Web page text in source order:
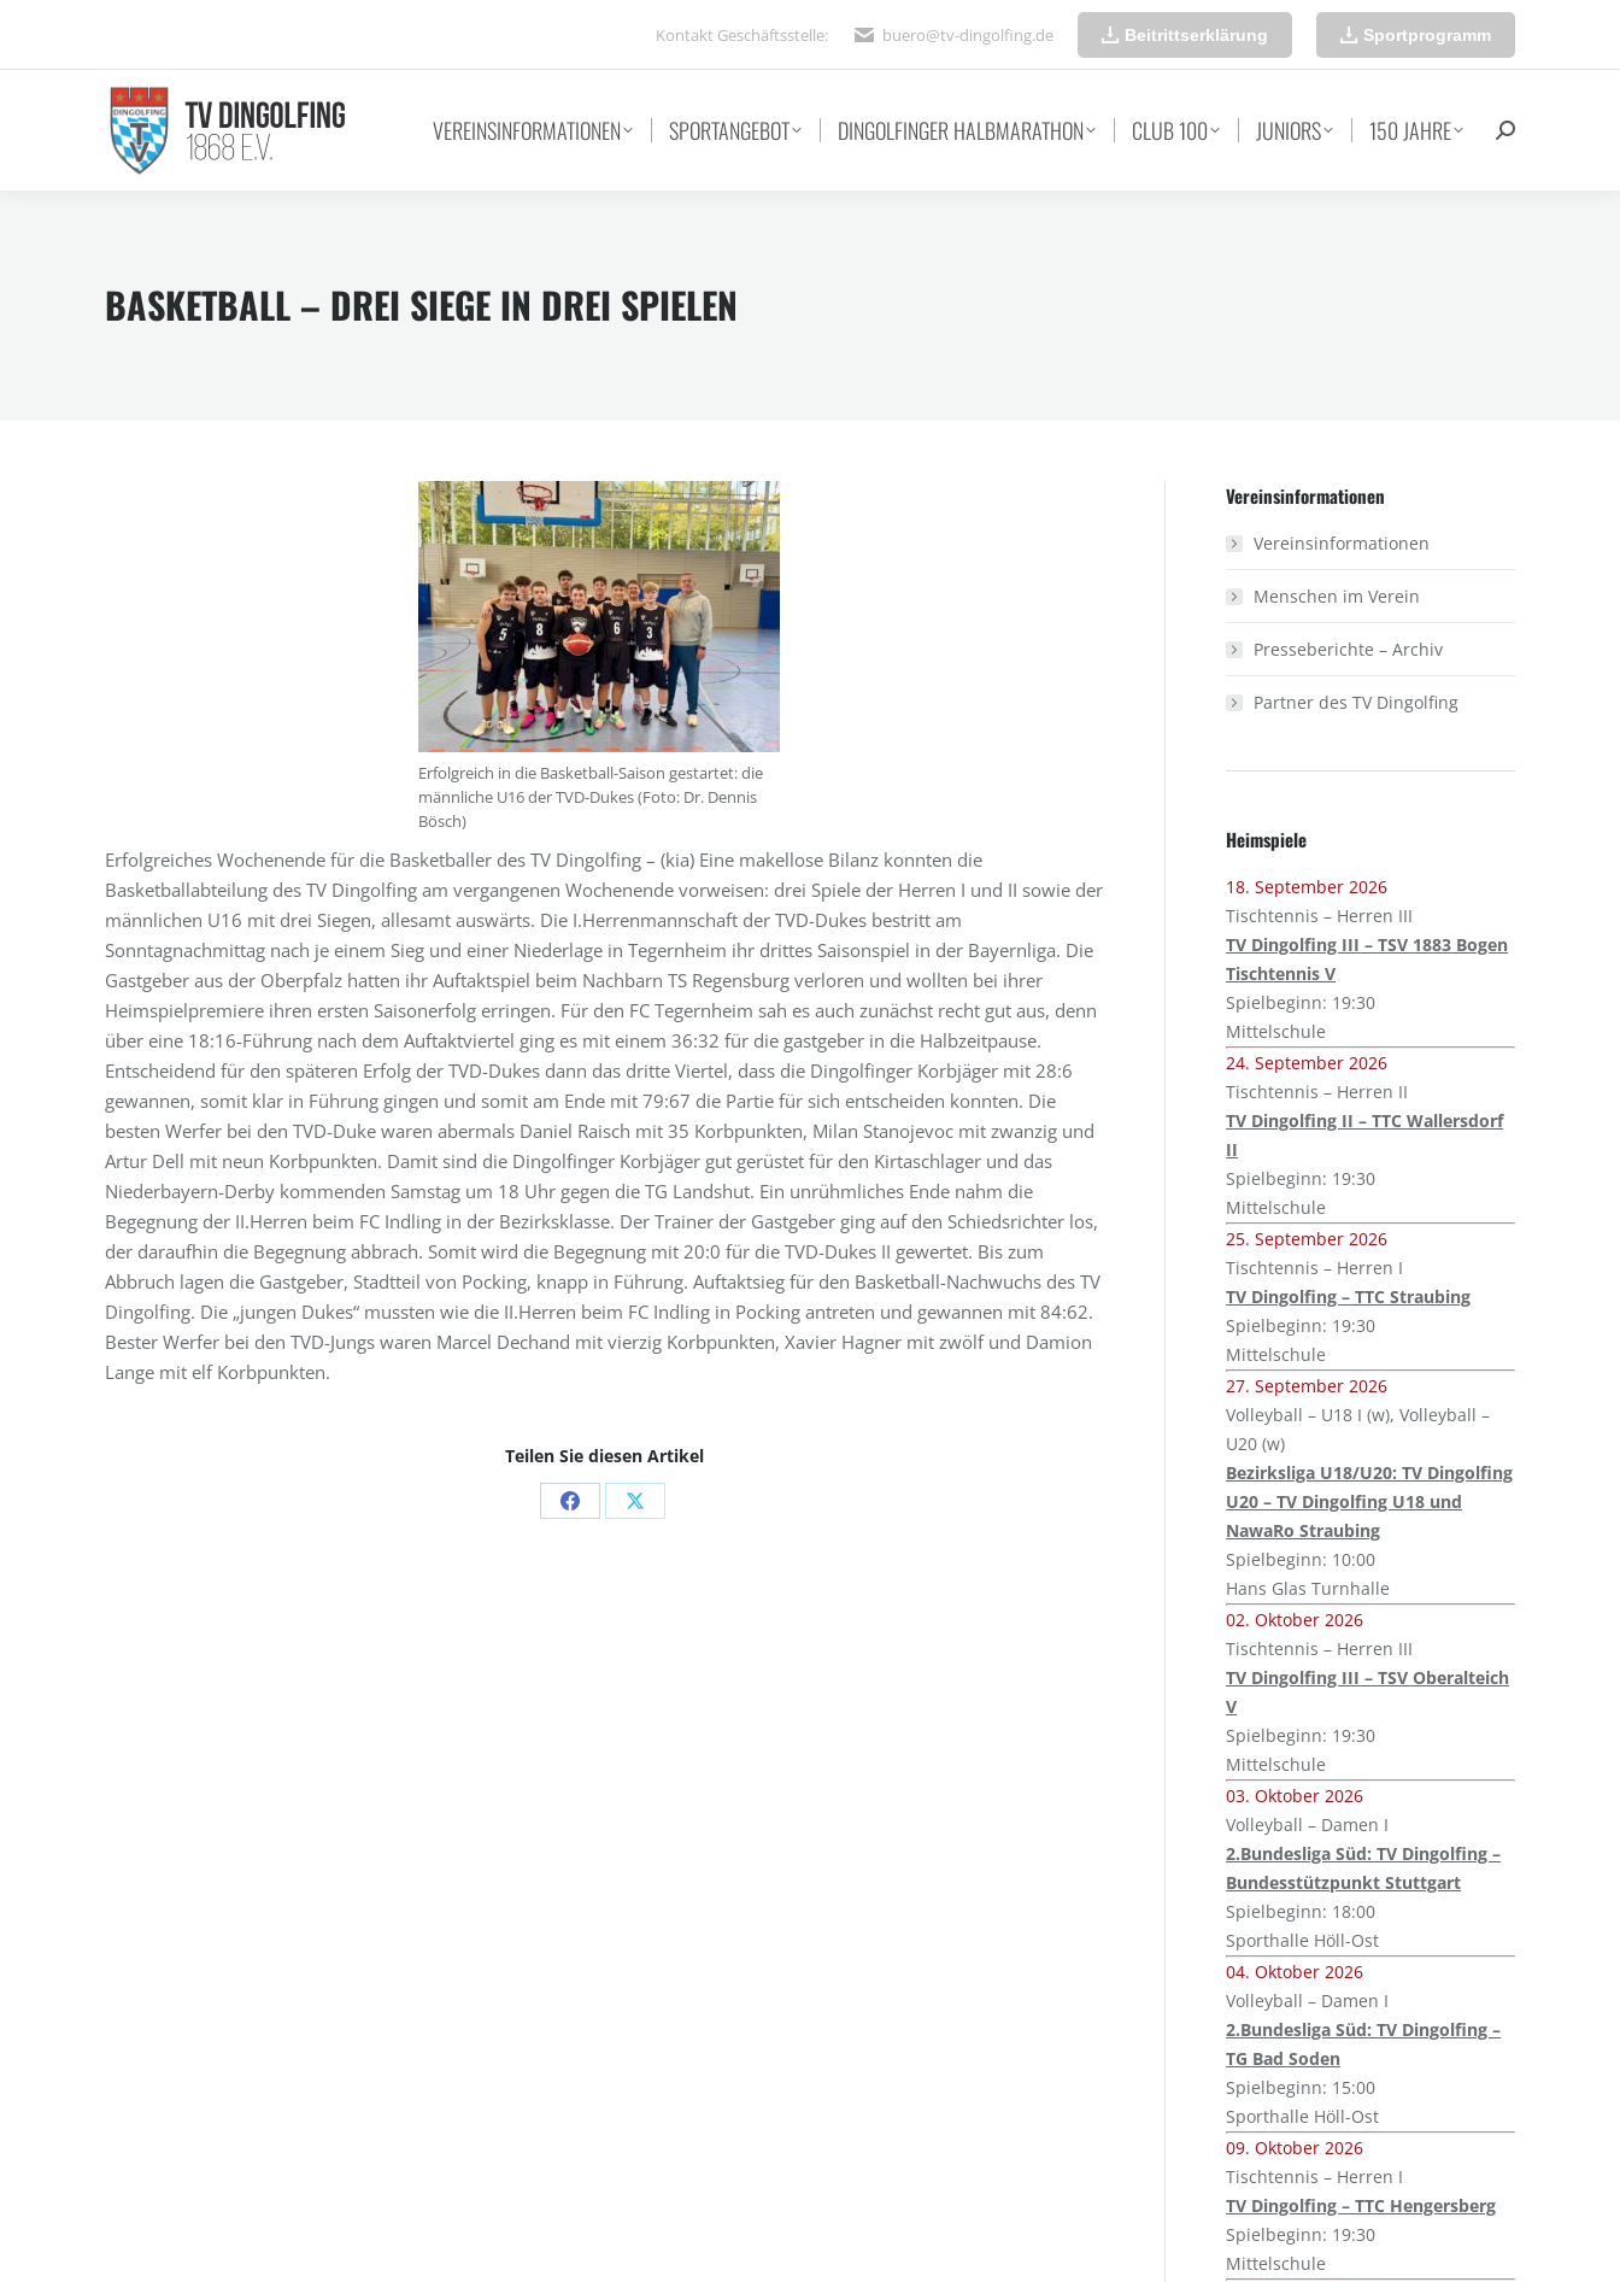
Kontakt Geschäftsstelle: buero@tv-dingolfing.de Beitrittserklärung Sportprogramm
VEREINSINFORMATIONEN SPORTANGEBOT DINGOLFINGER HALBMARATHON CLUB 100 JUNIORS 150 JAHRE Search:
BASKETBALL – DREI SIEGE IN DREI SPIELEN
Erfolgreich in die Basketball-Saison gestartet: die
männliche U16 der TVD-Dukes (Foto: Dr. Dennis
Bösch)
Erfolgreiches Wochenende für die Basketballer des TV Dingolfing – (kia) Eine makellose Bilanz konnten die
Basketballabteilung des TV Dingolfing am vergangenen Wochenende vorweisen: drei Spiele der Herren I und II sowie der
männlichen U16 mit drei Siegen, allesamt auswärts. Die I.Herrenmannschaft der TVD-Dukes bestritt am
Sonntagnachmittag nach je einem Sieg und einer Niederlage in Tegernheim ihr drittes Saisonspiel in der Bayernliga. Die
Gastgeber aus der Oberpfalz hatten ihr Auftaktspiel beim Nachbarn TS Regensburg verloren und wollten bei ihrer
Heimspielpremiere ihren ersten Saisonerfolg erringen. Für den FC Tegernheim sah es auch zunächst recht gut aus, denn
über eine 18:16-Führung nach dem Auftaktviertel ging es mit einem 36:32 für die gastgeber in die Halbzeitpause.
Entscheidend für den späteren Erfolg der TVD-Dukes dann das dritte Viertel, dass die Dingolfinger Korbjäger mit 28:6
gewannen, somit klar in Führung gingen und somit am Ende mit 79:67 die Partie für sich entscheiden konnten. Die
besten Werfer bei den TVD-Duke waren abermals Daniel Raisch mit 35 Korbpunkten, Milan Stanojevoc mit zwanzig und
Artur Dell mit neun Korbpunkten. Damit sind die Dingolfinger Korbjäger gut gerüstet für den Kirtaschlager und das
Niederbayern-Derby kommenden Samstag um 18 Uhr gegen die TG Landshut. Ein unrühmliches Ende nahm die
Begegnung der II.Herren beim FC Indling in der Bezirksklasse. Der Trainer der Gastgeber ging auf den Schiedsrichter los,
der daraufhin die Begegnung abbrach. Somit wird die Begegnung mit 20:0 für die TVD-Dukes II gewertet. Bis zum
Abbruch lagen die Gastgeber, Stadtteil von Pocking, knapp in Führung. Auftaktsieg für den Basketball-Nachwuchs des TV
Dingolfing. Die „jungen Dukes“ mussten wie die II.Herren beim FC Indling in Pocking antreten und gewannen mit 84:62.
Bester Werfer bei den TVD-Jungs waren Marcel Dechand mit vierzig Korbpunkten, Xavier Hagner mit zwölf und Damion
Lange mit elf Korbpunkten.
Teilen Sie diesen Artikel
Share Share
Vereinsinformationen
Vereinsinformationen
Menschen im Verein
Presseberichte – Archiv
Partner des TV Dingolfing
Heimspiele
18. September 2026
Tischtennis – Herren III
TV Dingolfing III – TSV 1883 Bogen
Tischtennis V
Spielbeginn: 19:30
Mittelschule
24. September 2026
Tischtennis – Herren II
TV Dingolfing II – TTC Wallersdorf
II
Spielbeginn: 19:30
Mittelschule
25. September 2026
Tischtennis – Herren I
TV Dingolfing – TTC Straubing
Spielbeginn: 19:30
Mittelschule
27. September 2026
Volleyball – U18 I (w), Volleyball –
U20 (w)
Bezirksliga U18/U20: TV Dingolfing
U20 – TV Dingolfing U18 und
NawaRo Straubing
Spielbeginn: 10:00
Hans Glas Turnhalle
02. Oktober 2026
Tischtennis – Herren III
TV Dingolfing III – TSV Oberalteich
V
Spielbeginn: 19:30
Mittelschule
03. Oktober 2026
Volleyball – Damen I
2.Bundesliga Süd: TV Dingolfing –
Bundesstützpunkt Stuttgart
Spielbeginn: 18:00
Sporthalle Höll-Ost
04. Oktober 2026
Volleyball – Damen I
2.Bundesliga Süd: TV Dingolfing –
TG Bad Soden
Spielbeginn: 15:00
Sporthalle Höll-Ost
09. Oktober 2026
Tischtennis – Herren I
TV Dingolfing – TTC Hengersberg
Spielbeginn: 19:30
Mittelschule